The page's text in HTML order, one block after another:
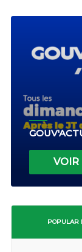
VOIR
POPULAR